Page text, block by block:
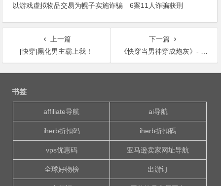
以游戏虚拟物品交易为幌子实施诈骗 6案11人诈骗获刑
上一篇
[快穿]黑化男主霸上我！
下一篇
《快穿当男神穿成炮灰》- 打脸;主受;甜宠;受是不白
文
书签
affiliate导航 ai导航
iherb折扣码 iherb折扣碼
vps优惠码 亚马逊卖家网址导航
全球好物榜 出游订